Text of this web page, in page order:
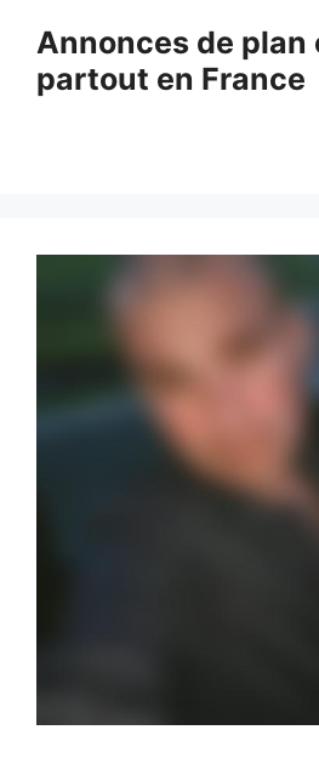
contenu
Annonces de plan
partout en France